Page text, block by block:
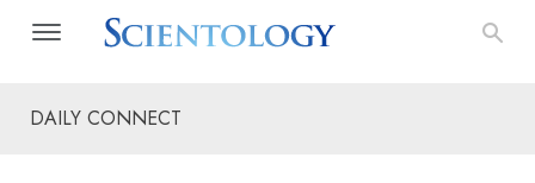
DAILY CONNECT